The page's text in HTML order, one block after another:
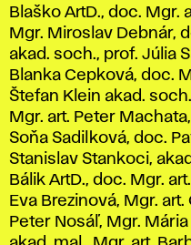
Blaško ArtD., doc. Mgr.
Mgr. Miroslav Debnár,
akad. soch., prof. Júlia
Blanka Cepková, doc.
Štefan Klein akad.
Mgr. art. Peter
Soňa Sadilková, doc.
Stanislav Stankoci,
Bálik ArtD., doc. Mgr.
Eva Brezinová, Mgr.
Peter Nosáľ, Mgr.